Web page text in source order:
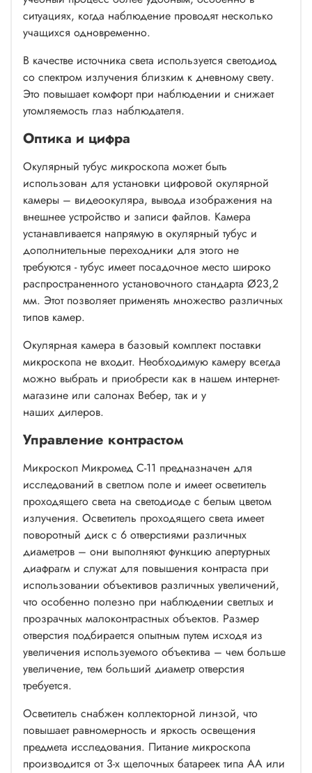
ситуациях, когда наблюдение проводят несколько
учащихся одновременно.
В качестве источника света используется светодиод
со спектром излучения близким к дневному свету.
Это повышает комфорт при наблюдении и снижает
утомляемость глаз наблюдателя.
Оптика и цифра
Окулярный тубус микроскопа может быть
использован для установки цифровой окулярной
камеры – видеоокуляра, вывода изображения на
внешнее устройство и записи файлов. Камера
устанавливается напрямую в окулярный тубус и
дополнительные переходники для этого не
требуются - тубус имеет посадочное место широко
распространенного установочного стандарта Ø23,2
мм. Этот позволяет применять множество различных
типов камер.
Окулярная камера в базовый комплект поставки
микроскопа не входит. Необходимую камеру всегда
можно выбрать и приобрести как в нашем интернет-
магазине или салонах Вебер, так и у
наших дилеров.
Управление контрастом
Микроскоп Микромед С-11 предназначен для
исследований в светлом поле и имеет осветитель
проходящего света на светодиоде с белым цветом
излучения. Осветитель проходящего света имеет
поворотный диск с 6 отверстиями различных
диаметров – они выполняют функцию апертурных
диафрагм и служат для повышения контраста при
использовании объективов различных увеличений,
что особенно полезно при наблюдении светлых и
прозрачных малоконтрастных объектов. Размер
отверстия подбирается опытным путем исходя из
увеличения используемого объектива – чем больше
увеличение, тем больший диаметр отверстия
требуется.
Осветитель снабжен коллекторной линзой, что
повышает равномерность и яркость освещения
предмета исследования. Питание микроскопа
производится от 3-х щелочных батареек типа АА или